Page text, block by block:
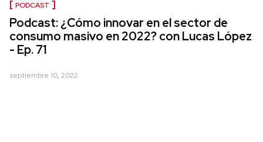
PODCAST
Podcast: ¿Cómo innovar en el sector de
consumo masivo en 2022? con Lucas López
- Ep. 71
septiembre 10, 2022